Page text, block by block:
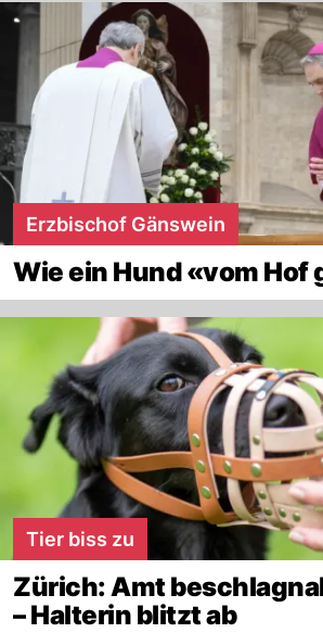
Erzbischof Gänswein
Wie ein Hund «vom Hof
Tier biss zu
Zürich: Amt
– Halterin blitzt ab